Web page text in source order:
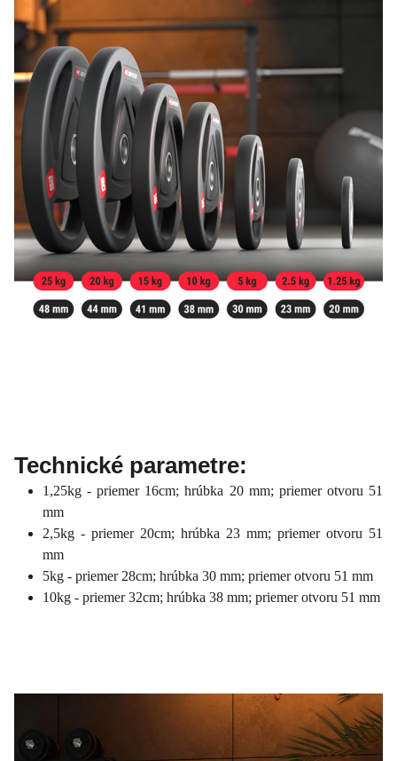
Technické parametre:
1,25kg - priemer 16cm; hrúbka 20 mm; priemer otvoru 51
mm
2,5kg - priemer 20cm; hrúbka 23 mm; priemer otvoru 51
mm
5kg - priemer 28cm; hrúbka 30 mm; priemer otvoru 51 mm
10kg - priemer 32cm; hrúbka 38 mm; priemer otvoru 51 mm